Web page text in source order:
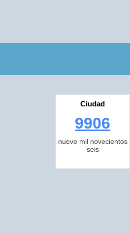
Ciudad
9906
nueve mil novecientos
seis